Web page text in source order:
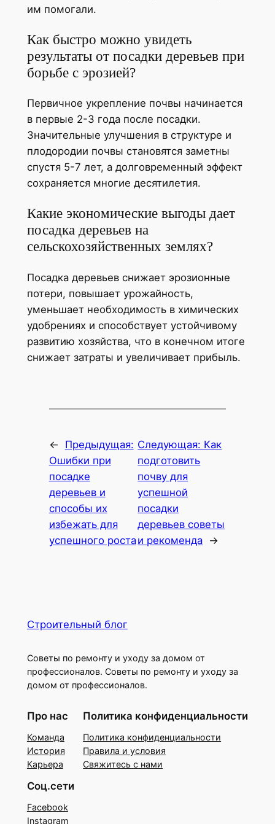
им помогали.
Как быстро можно увидеть
результаты от посадки деревьев при
борьбе с эрозией?
Первичное укрепление почвы начинается
в первые 2-3 года после посадки.
Значительные улучшения в структуре и
плодородии почвы становятся заметны
спустя 5-7 лет, а долговременный эффект
сохраняется многие десятилетия.
Какие экономические выгоды дает
посадка деревьев на
сельскохозяйственных землях?
Посадка деревьев снижает эрозионные
потери, повышает урожайность,
уменьшает необходимость в химических
удобрениях и способствует устойчивому
развитию хозяйства, что в конечном итоге
снижает затраты и увеличивает прибыль.
←
Предыдущая:
Ошибки при
посадке
деревьев и
способы их
избежать для
успешного роста
Следующая: Как
подготовить
почву для
успешной
посадки
деревьев советы
и рекоменда →
Строительный блог
Советы по ремонту и уходу за домом от
профессионалов. Советы по ремонту и уходу за
домом от профессионалов.
Про нас
Команда
История
Карьера
Политика конфиденциальности
Политика конфиденциальности
Правила и условия
Свяжитесь с нами
Соц.сети
Facebook
Instagram